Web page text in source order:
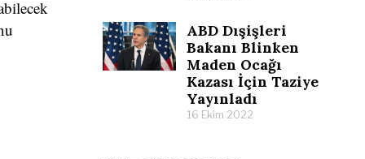
ABD Dışişleri
Bakanı Blinken
Maden Ocağı
Kazası İçin Taziye
Yayınladı
16 Ekim 2022